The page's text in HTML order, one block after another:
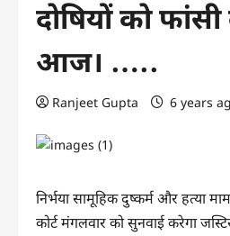
दोषियों को
आज। …..
Ranjeet Gupta 6 years
निर्भया सामूहिक दुष्कर्म और हत्या
कोर्ट मंगलवार को सुनवाई करेगा